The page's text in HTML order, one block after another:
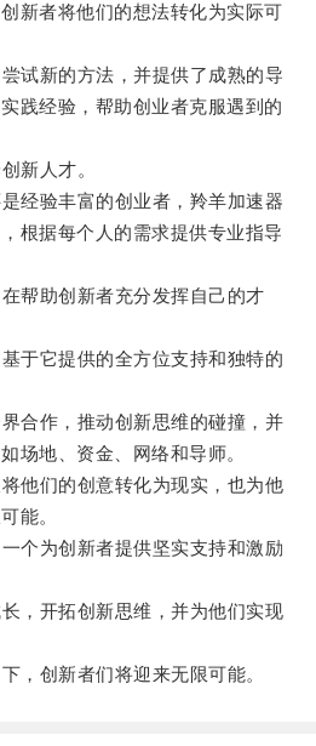
新者将他们的想法转化为实际可
新的方法，并提供了成熟的导
践经验，帮助创业者克服遇到的
新人才。
验丰富的创业者，羚羊加速器
根据每个人的需求提供专业指导
助创新者充分发挥自己的才
它提供的全方位支持和独特的
作，推动创新思维的碰撞，并
场地、资金、网络和导师。
们的创意转化为现实，也为他
能。
为创新者提供坚实支持和激励
开拓创新思维，并为他们实现
创新者们将迎来无限可能。